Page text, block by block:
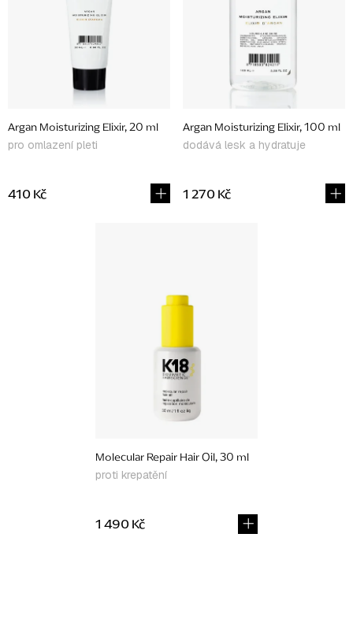
u
k
ů
Argan Moisturizing Elixir, 20 ml
pro omlazení pleti
410 Kč
Argan Moisturizing Elixir, 100 ml
dodává lesk a hydratuje
1 270 Kč
Molecular Repair Hair Oil, 30 ml
proti krepatění
1 490 Kč